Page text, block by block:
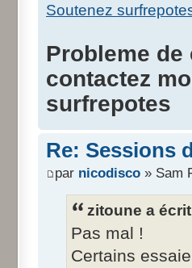
Soutenez
Probleme
contactez
surfrepotes
Re: Sessions
par nicodisco » Sam
zitoune a
Pas mal !
Certains